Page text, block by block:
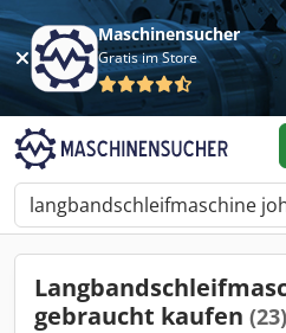
Maschinensucher
Gratis im Store
gebraucht kaufen (23)